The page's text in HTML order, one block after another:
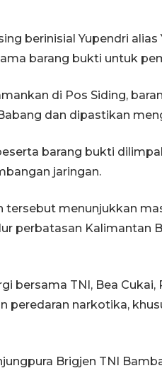
berinisial Yupendri alias
barang bukti untuk
di Pos Siding,
dan dipastikan
barang bukti
jaringan.
tersebut menunjukkan
perbatasan Kalimantan
bersama TNI, Bea
peredaran narkotika,
Brigjen TNI
30